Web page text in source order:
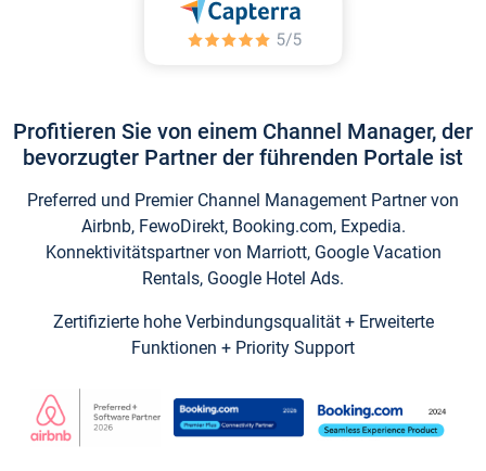
Profitieren Sie von einem Channel Manager, der
bevorzugter Partner der führenden Portale ist
Preferred und Premier Channel Management Partner von
Airbnb, FewoDirekt, Booking.com, Expedia.
Konnektivitätspartner von Marriott, Google Vacation
Rentals, Google Hotel Ads.
Zertifizierte hohe Verbindungsqualität + Erweiterte
Funktionen + Priority Support